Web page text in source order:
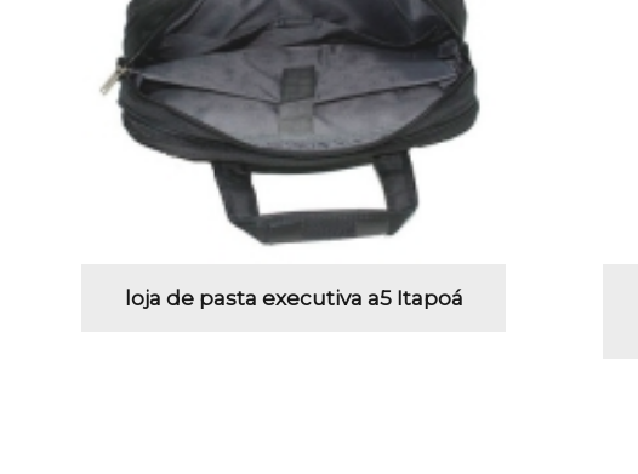
loja de pasta executiva a5 Itapoá